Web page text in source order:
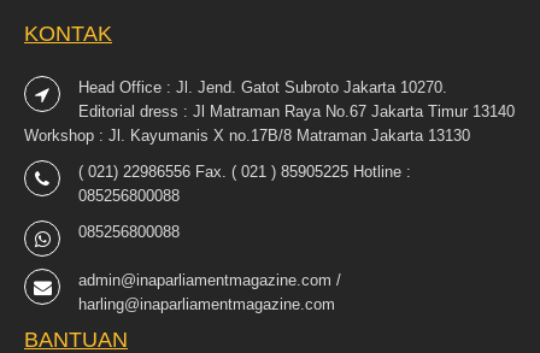
KONTAK
Head Office : Jl. Jend. Gatot Subroto Jakarta 10270.
Editorial dress : Jl Matraman Raya No.67 Jakarta Timur 13140
Workshop : Jl. Kayumanis X no.17B/8 Matraman Jakarta 13130
( 021) 22986556 Fax. ( 021 ) 85905225 Hotline :
085256800088
085256800088
admin@inaparliamentmagazine.com /
harling@inaparliamentmagazine.com
BANTUAN